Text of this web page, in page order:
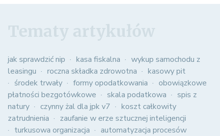
jak sprawdzić nip kasa fiskalna
wykup samochodu z
leasingu
roczna składka zdrowotna
kasowy pit
środek trwały
formy opodatkowania
obowiązkowe
płatności bezgotówkowe
skala podatkowa
spis z
natury
czynny żal dla jpk v7
koszt całkowity
zatrudnienia
zaufanie w erze sztucznej inteligencji
turkusowa organizacja
automatyzacja procesów